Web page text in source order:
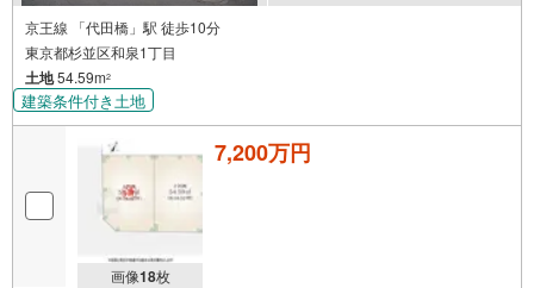
京王線 「代田橋」駅 徒歩10分
東京都杉並区和泉1丁目
土地54.59m2
建築条件付き土地
画像18枚
7,200万円